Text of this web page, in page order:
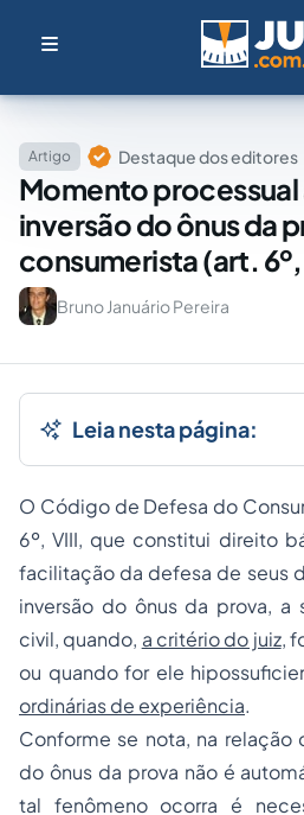
Artigo Destaque dos editores
Momento
inversão do ônus da
consumerista (art.
Bruno Januário Pereira
Leia nesta página:
O Código de Defesa do
6º, VIII, que constitui direito
facilitação da defesa de seus
inversão do ônus da prova, a
civil, quando, a critério do juiz,
ou quando for ele
ordinárias de experiência.
Conforme se nota, na relação
do ônus da prova não é
tal fenômeno ocorra é